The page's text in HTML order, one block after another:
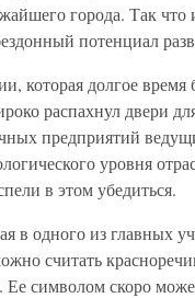
города. Так
потенциал
которая долгое время
распахнул двери
предприятий
уровня
в этом убедиться.
в одного из главных
считать
символом скоро